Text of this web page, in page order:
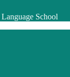
para Kama’aina
de green card)
(visto F-1)
à tarde para
School